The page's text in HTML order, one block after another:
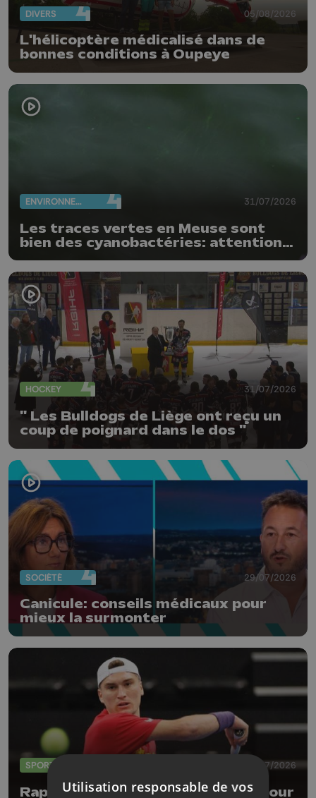
DIVERS 05/08/2026
L'hélicoptère médicalisé dans de
bonnes conditions à Oupeye
ENVIRONNEMENT 31/07/2026
Les traces vertes en Meuse sont
bien des cyanobactéries: attention
danger !
HOCKEY 31/07/2026
" Les Bulldogs de Liège ont reçu un
coup de poignard dans le dos "
SOCIÉTÉ 29/07/2026
Canicule: conseils médicaux pour
mieux la surmonter
SPORTS 22/07/2026
Raphaël Collignon éliminé au 1er tour
Utilisation responsable de vos